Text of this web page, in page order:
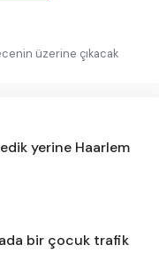
üzerine çıkacak
yerine Haarlem
bir çocuk trafik